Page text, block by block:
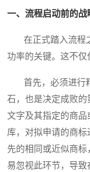
一、流程启动前的
在正式踏入流程之
功率的关键。这不仅
首先，必须进行精
石，也是决定成败的
文字及其指定的商
库，对拟申请的商
先的相同或近似商
易忽视此环节，导